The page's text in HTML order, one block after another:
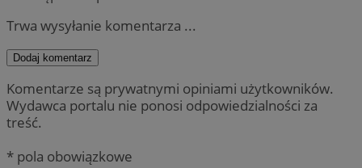
Trwa wysyłanie komentarza ...
Dodaj komentarz
Komentarze są prywatnymi opiniami użytkowników.
Wydawca portalu nie ponosi odpowiedzialności za
treść.
* pola obowiązkowe